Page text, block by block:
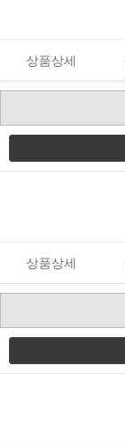
상품상세
상품상세